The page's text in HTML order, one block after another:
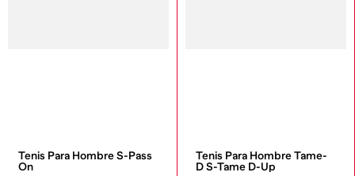
Tenis Para Hombre S-Pass
On
Tenis Para Hombre Tame-
D S-Tame D-Up